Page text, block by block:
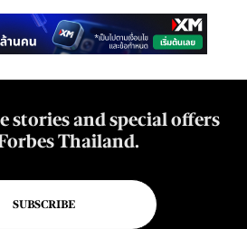
stories and special offers
Thailand.
SUBSCRIBE